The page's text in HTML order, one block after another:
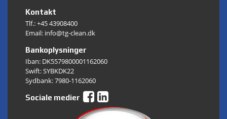
Kontakt
Tlf.:+45 43908400
Email: info@tg-clean.dk
Bankoplysninger
Iban: DK5579800001162060
Swift: SYBKDK22
Sydbank: 7980-1162060
Sociale medier